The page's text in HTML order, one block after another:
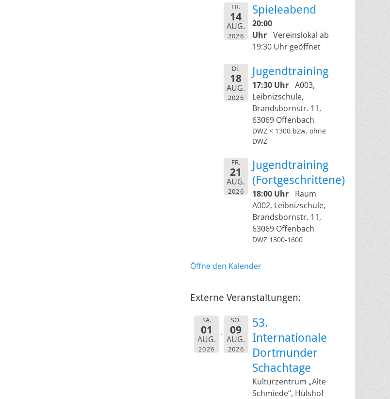
FR.
14
AUG.
2026
Spieleabend
20:00
Uhr Vereinslokal ab
19:30 Uhr geöffnet
DI.
18
AUG.
2026
Jugendtraining
17:30 Uhr A003,
Leibnizschule,
Brandsbornstr. 11,
63069 Offenbach
DWZ < 1300 bzw. ohne
DWZ
FR.
21
AUG.
2026
Jugendtraining
(Fortgeschrittene)
18:00 Uhr
Raum
A002, Leibnizschule,
Brandsbornstr. 11,
63069 Offenbach
DWZ 1300-1600
Öffne den Kalender
Externe Veranstaltungen:
SA.
01
AUG.
2026
SO.
09
AUG.
2026
53.
Internationale
Dortmunder
Schachtage
Kulturzentrum „Alte
Schmiede“, Hülshof